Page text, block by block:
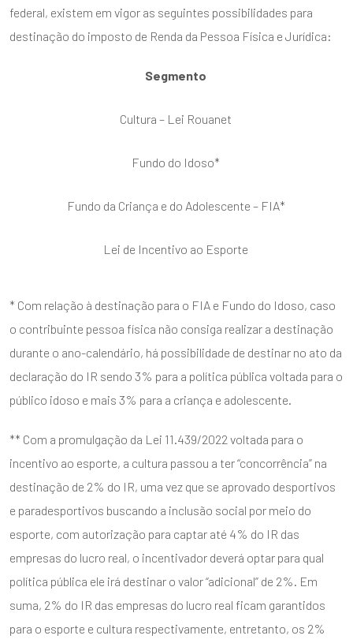
federal, existem em vigor as seguintes possibilidades para
destinação do imposto de Renda da Pessoa Física e Jurídica:
Segmento
Cultura – Lei Rouanet
Fundo do Idoso*
Fundo da Criança e do Adolescente – FIA*
Lei de Incentivo ao Esporte
* Com relação à destinação para o FIA e Fundo do Idoso, caso
o contribuinte pessoa física não consiga realizar a destinação
durante o ano-calendário, há possibilidade de destinar no ato da
declaração do IR sendo 3% para a política pública voltada para o
público idoso e mais 3% para a criança e adolescente.
** Com a promulgação da Lei 11.439/2022 voltada para o
incentivo ao esporte, a cultura passou a ter “concorrência” na
destinação de 2% do IR, uma vez que se aprovado desportivos
e paradesportivos buscando a inclusão social por meio do
esporte, com autorização para captar até 4% do IR das
empresas do lucro real, o incentivador deverá optar para qual
política pública ele irá destinar o valor “adicional” de 2%. Em
suma, 2% do IR das empresas do lucro real ficam garantidos
para o esporte e cultura respectivamente, entretanto, os 2%